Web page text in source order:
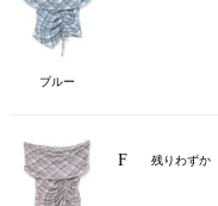
ブルー
F 残りわずか